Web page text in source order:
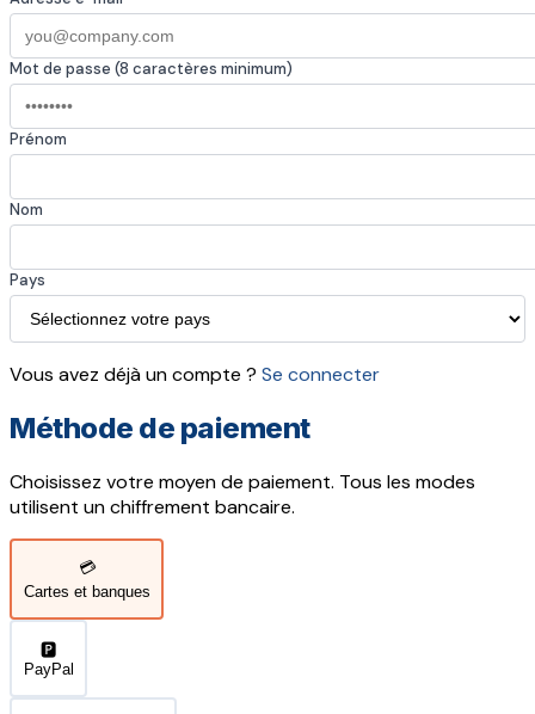
Mot de passe (8 caractères minimum)
Prénom
Nom
Pays
Vous avez déjà un compte ? Se connecter
Méthode de paiement
Choisissez votre moyen de paiement. Tous les modes
utilisent un chiffrement bancaire.
💳
Cartes et banques
🅿️
PayPal